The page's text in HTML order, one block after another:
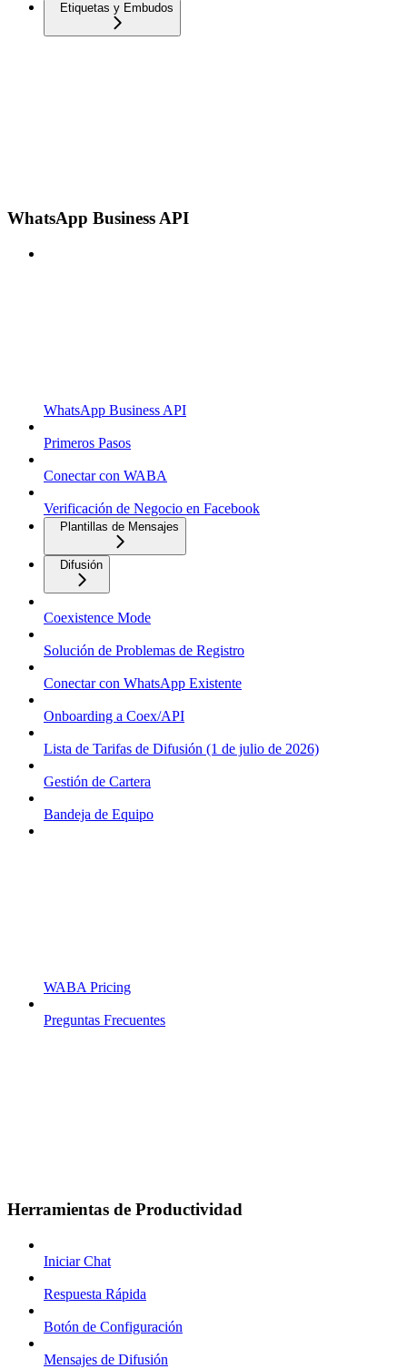
Etiquetas y Embudos
WhatsApp Business API
WhatsApp Business API
Primeros Pasos
Conectar con WABA
Verificación de Negocio en Facebook
Plantillas de Mensajes
Difusión
Coexistence Mode
Solución de Problemas de Registro
Conectar con WhatsApp Existente
Onboarding a Coex/API
Lista de Tarifas de Difusión (1 de julio de 2026)
Gestión de Cartera
Bandeja de Equipo
WABA Pricing
Preguntas Frecuentes
Herramientas de Productividad
Iniciar Chat
Respuesta Rápida
Botón de Configuración
Mensajes de Difusión